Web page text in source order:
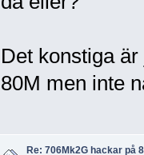
Det konstiga
80M men inte
Re: 706Mk2G hackar på